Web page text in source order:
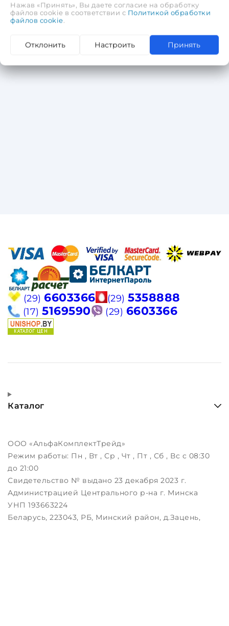
(29) 6603366 (29) 5358888
(17) 5169590 (29) 6603366
Каталог
ООО «АльфаКомплектТрейд»
Режим работы: Пн , Вт , Ср , Чт , Пт , Сб , Вс c 08:30
до 21:00
Свидетельство № выдано 23 декабря 2023 г.
Администрацией Центрального р-на г. Минска
УНП 193663224
Беларусь, 223043, РБ, Минский район, д.Зацень,
Нажав «Принять», Вы даете согласие на обработку
файлов cookie в соответствии с Политикой обработки
файлов cookie
Отклонить Настроить Принять